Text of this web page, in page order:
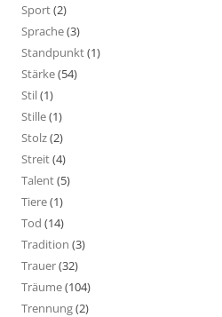
Sport(2)
Sprache(3)
Standpunkt(1)
Stärke(54)
Stil(1)
Stille(1)
Stolz(2)
Streit(4)
Talent(5)
Tiere(1)
Tod (14)
Tradition (3)
Trauer(32)
Träume(104)
Trennung(2)